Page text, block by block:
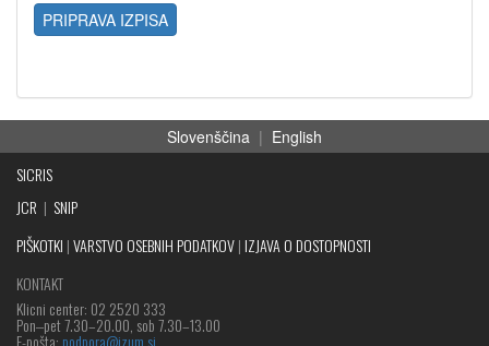
PRIPRAVA IZPISA
Slovenščina | English
SICRIS
JCR | SNIP
PIŠKOTKI |VARSTVO OSEBNIH PODATKOV| IZJAVA O DOSTOPNOSTI
KONTAKT
Klicni center: 02 2520 333
Pon‒pet 7.30–20.00, sob 7.30–13.00
E-pošta: podpora@izum.si